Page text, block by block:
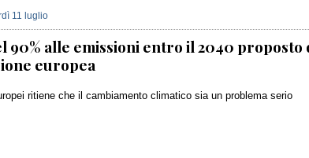
11 luglio
90% alle emissioni entro il 2040 proposto
europea
ritiene che il cambiamento climatico sia un problema serio